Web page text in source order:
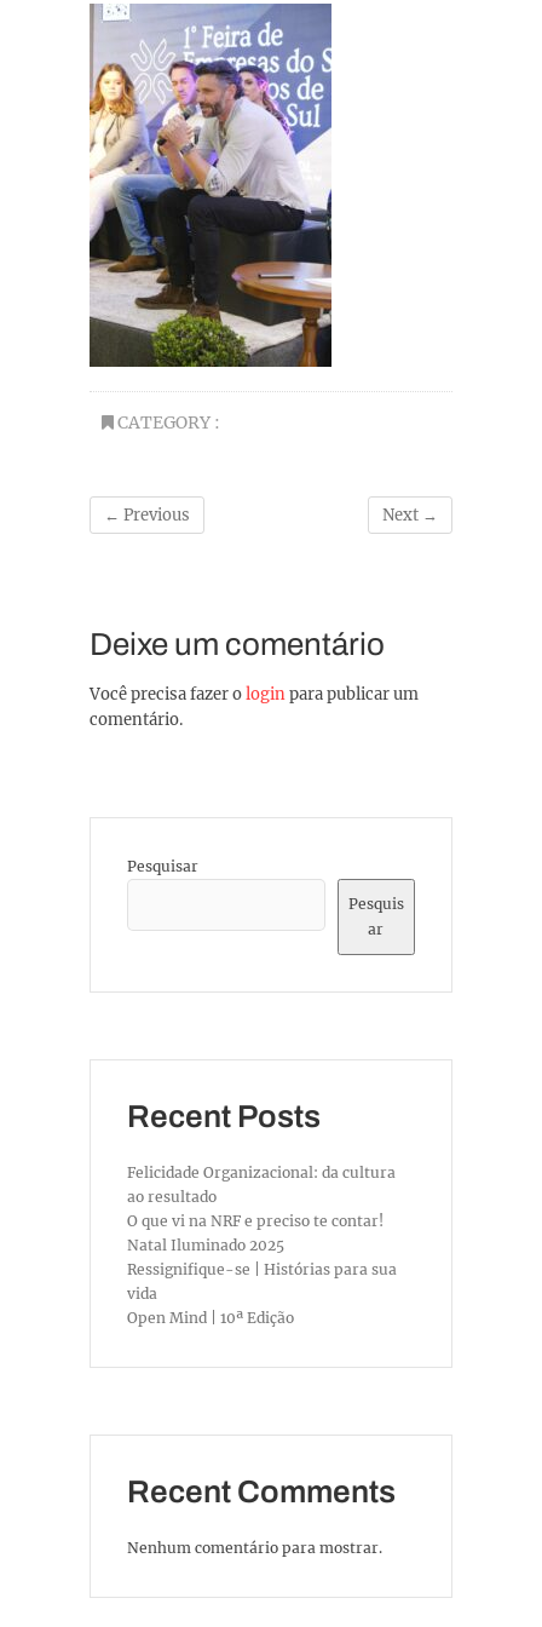
CATEGORY :
← Previous Next →
Deixe um comentário
Você precisa fazer ologinpara publicar um
comentário.
Pesquisar
Pesquis
ar
Recent Posts
Felicidade Organizacional: da cultura
ao resultado
O que vi na NRF e preciso te contar!
Natal Iluminado 2025
Ressignifique-se | Histórias para sua
vida
Open Mind | 10ª Edição
Recent Comments
Nenhum comentário para mostrar.